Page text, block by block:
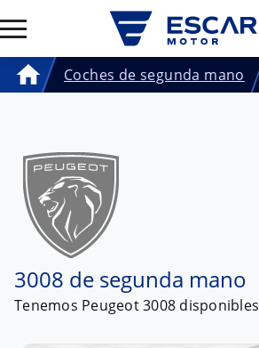
HomeCoches de segunda mano
3008 de segunda mano
Tenemos Peugeot 3008 disponibles